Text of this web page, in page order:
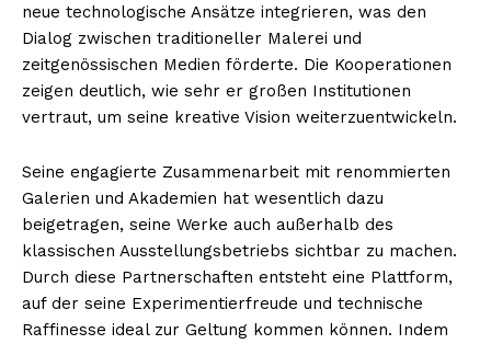
neue technologische Ansätze integrieren, was den
Dialog zwischen traditioneller Malerei und
zeitgenössischen Medien förderte. Die Kooperationen
zeigen deutlich, wie sehr er großen Institutionen
vertraut, um seine kreative Vision weiterzuentwickeln.
Seine engagierte Zusammenarbeit mit renommierten
Galerien und Akademien hat wesentlich dazu
beigetragen, seine Werke auch außerhalb des
klassischen Ausstellungsbetriebs sichtbar zu machen.
Durch diese Partnerschaften entsteht eine Plattform,
auf der seine Experimentierfreude und technische
Raffinesse ideal zur Geltung kommen können. Indem